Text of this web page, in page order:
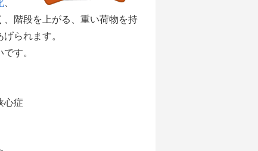
階段を上がる、重い荷物を持
られます。
す。
心症